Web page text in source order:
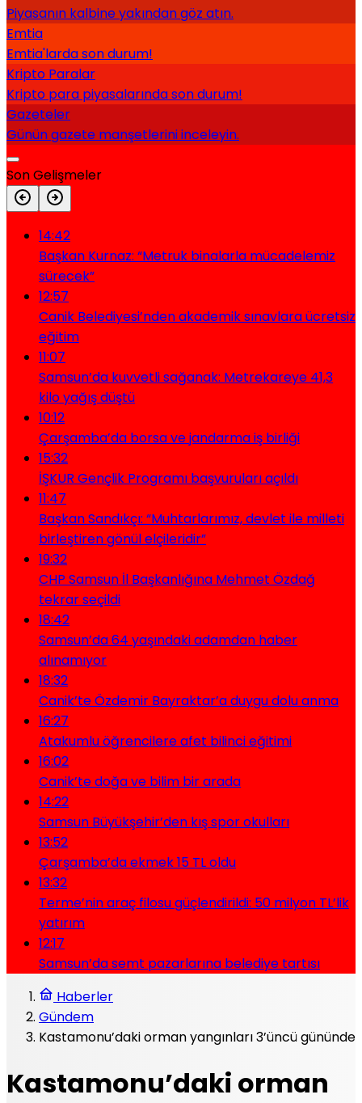
Piyasanın kalbine yakından göz atın.
Emtia
Emtia'larda son durum!
Kripto Paralar
Kripto para piyasalarında son durum!
Gazeteler
Günün gazete manşetlerini inceleyin.
Son Gelişmeler
14:42
Başkan Kurnaz: “Metruk binalarla mücadelemiz
sürecek”
12:57
Canik Belediyesi’nden akademik sınavlara ücretsiz
eğitim
11:07
Samsun’da kuvvetli sağanak: Metrekareye 41,3
kilo yağış düştü
10:12
Çarşamba’da borsa ve jandarma iş birliği
15:32
İŞKUR Gençlik Programı başvuruları açıldı
11:47
Başkan Sandıkçı: “Muhtarlarımız, devlet ile milleti
birleştiren gönül elçileridir”
19:32
CHP Samsun İl Başkanlığına Mehmet Özdağ
tekrar seçildi
18:42
Samsun’da 64 yaşındaki adamdan haber
alınamıyor
18:32
Canik’te Özdemir Bayraktar’a duygu dolu anma
16:27
Atakumlu öğrencilere afet bilinci eğitimi
16:02
Canik’te doğa ve bilim bir arada
14:22
Samsun Büyükşehir’den kış spor okulları
13:52
Çarşamba’da ekmek 15 TL oldu
13:32
Terme’nin araç filosu güçlendirildi: 50 milyon TL’lik
yatırım
12:17
Samsun’da semt pazarlarına belediye tartısı
Haberler
Gündem
Kastamonu’daki orman yangınları 3’üncü gününde
Kastamonu’daki orman